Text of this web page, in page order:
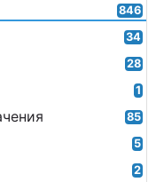
846
34
28
1
85
5
2